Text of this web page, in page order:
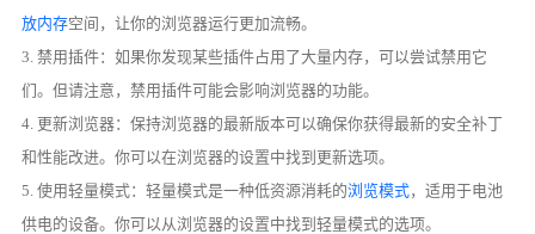
放内存空间，让你的浏览器运行更加流畅。
3. 禁用插件：如果你发现某些插件占用了大量内存，可以尝试禁用它
们。但请注意，禁用插件可能会影响浏览器的功能。
4. 更新浏览器：保持浏览器的最新版本可以确保你获得最新的安全补丁
和性能改进。你可以在浏览器的设置中找到更新选项。
5. 使用轻量模式：轻量模式是一种低资源消耗的浏览模式，适用于电池
供电的设备。你可以从浏览器的设置中找到轻量模式的选项。